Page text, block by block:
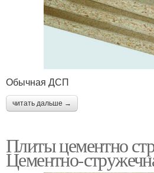
Обычная ДСП
читать дальше →
Плиты цементно
Цементно-